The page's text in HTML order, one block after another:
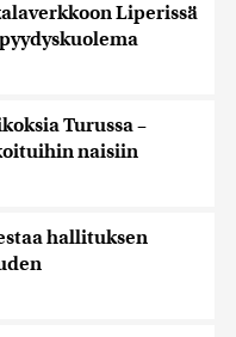
Liperissä
Turussa –
naisiin
hallituksen